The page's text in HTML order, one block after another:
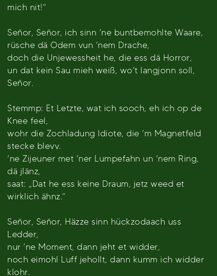
mich nit!“
Señor, Señor, ich sinn ’ne buntbemohlte Waare,
rüsche dä Odem vun ’nem Drache,
doch die Unjewessheit he, die ess dä Horror,
un dat kein Sau mieh weiß, wo’t langjonn soll,
Señor.
Stemmp: Et Letzte, wat ich sooch, eh ich op de
Knee feel,
wohr die Zochladung Idiote, die ’m Magnetfeld
stecke blevv.
’ne Zijeuner met ’ner Lumpefahn un ’nem Ring,
dä jlänz,
saat: „Dat he ess keine Draum, jetz weed et
wirklich ähnz.“
Señor, Señor, Häzze sinn hückzodaach uss
Ledder,
nur ’ne Moment, dann jeht et widder,
noch eimohl Luff jehollt, dann kumm ich widder
klohr.